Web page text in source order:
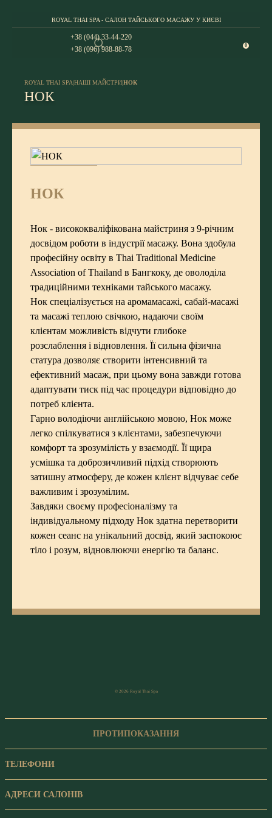
ROYAL THAI SPA - САЛОН ТАЙСЬКОГО МАСАЖУ У КИЄВІ
+38 (044) 33-44-220
+38 (096) 988-88-78
0
ROYAL THAI SPA|НАШІ МАЙСТРИ|НОК
НОК
НОК
Нок - висококваліфікована майстриня з 9-річним
досвідом роботи в індустрії масажу. Вона здобула
професійну освіту в Thai Traditional Medicine
Association of Thailand в Бангкоку, де оволоділа
традиційними техніками тайського масажу.
Нок спеціалізується на аромамасажі, сабай-масажі
та масажі теплою свічкою, надаючи своїм
клієнтам можливість відчути глибоке
розслаблення і відновлення. Її сильна фізична
статура дозволяє створити інтенсивний та
ефективний масаж, при цьому вона завжди готова
адаптувати тиск під час процедури відповідно до
потреб клієнта.
Гарно володіючи англійською мовою, Нок може
легко спілкуватися з клієнтами, забезпечуючи
комфорт та зрозумілість у взаємодії. Її щира
усмішка та доброзичливий підхід створюють
затишну атмосферу, де кожен клієнт відчуває себе
важливим і зрозумілим.
Завдяки своєму професіоналізму та
індивідуальному підходу Нок здатна перетворити
кожен сеанс на унікальний досвід, який заспокоює
тіло і розум, відновлюючи енергію та баланс.
© 2026 Royal Thai Spa
ПРОТИПОКАЗАННЯ
ТЕЛЕФОНИ
АДРЕСИ САЛОНІВ